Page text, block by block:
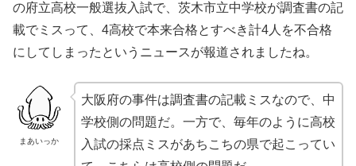
の府立高校一般選抜入試で、茨木市立中学校が調査書の記
載でミスって、4高校で本来合格とすべき計4人を不合格
にしてしまったというニュースが報道されましたね。
まあいっか
大阪府の事件は調査書の記載ミスなので、中
学校側の問題だ。一方で、毎年のように高校
入試の採点ミスがあちこちの県で起こってい